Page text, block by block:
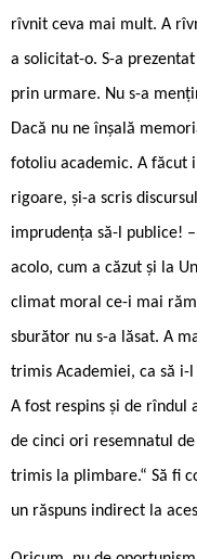
rîvnit ceva mai mult. A
a solicitat-o. S-a
prin urmare. Nu s-a
Dacă nu ne înșală
fotoliu academic. A făcut
rigoare, și-a scris
imprudența să-l publice!
acolo, cum a căzut și la
climat moral ce-i mai
sburător nu s-a lăsat. A
trimis Academiei, ca să i-
A fost respins și de rîndul
de cinci ori resemnatul
trimis la plimbare.“ Să fi
un răspuns indirect la